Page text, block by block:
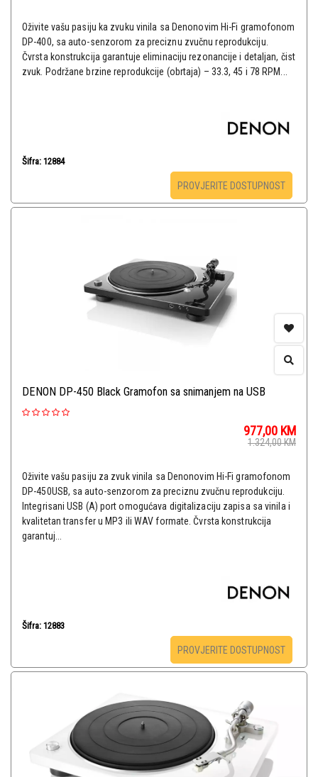
Oživite vašu pasiju ka zvuku vinila sa Denonovim Hi-Fi gramofonom
DP-400, sa auto-senzorom za preciznu zvučnu reprodukciju.
Čvrsta konstrukcija garantuje eliminaciju rezonancije i detaljan, čist
zvuk. Podržane brzine reprodukcije (obrtaja) – 33.3, 45 i 78 RPM...
Šifra: 12884
PROVJERITE DOSTUPNOST
DENON DP-450 Black Gramofon sa snimanjem na USB
977,00 KM
1.324,00KM
Oživite vašu pasiju za zvuk vinila sa Denonovim Hi-Fi gramofonom
DP-450USB, sa auto-senzorom za preciznu zvučnu reprodukciju.
Integrisani USB (A) port omogućava digitalizaciju zapisa sa vinila i
kvalitetan transfer u MP3 ili WAV formate. Čvrsta konstrukcija
garantuj...
Šifra: 12883
PROVJERITE DOSTUPNOST